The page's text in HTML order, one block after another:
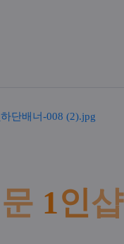
문 1인샵